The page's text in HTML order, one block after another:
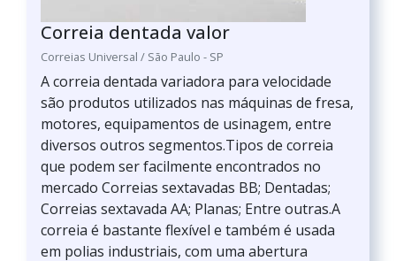
Correia dentada valor
Correias Universal / São Paulo - SP
A correia dentada variadora para velocidade
são produtos utilizados nas máquinas de fresa,
motores, equipamentos de usinagem, entre
diversos outros segmentos.Tipos de correia
que podem ser facilmente encontrados no
mercado Correias sextavadas BB; Dentadas;
Correias sextavada AA; Planas; Entre outras.A
correia é bastante flexível e também é usada
em polias industriais, com uma abertura